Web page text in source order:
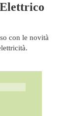
con le novità